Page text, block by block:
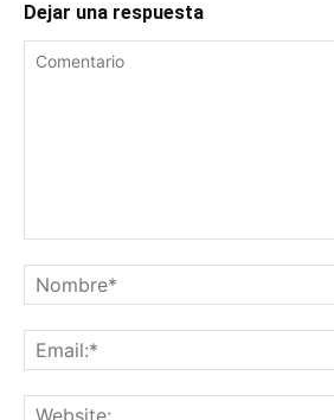
Dejar una respuesta